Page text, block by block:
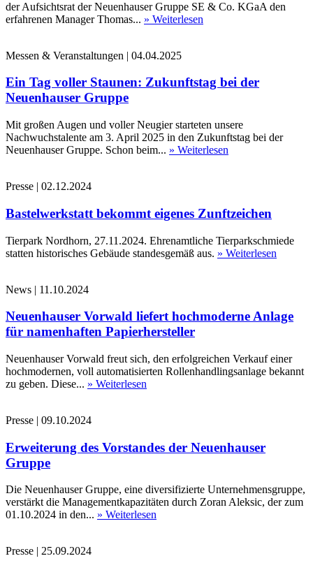
der Aufsichtsrat der Neuenhauser Gruppe SE & Co. KGaA den
erfahrenen Manager Thomas... » Weiterlesen
Messen & Veranstaltungen | 04.04.2025
Ein Tag voller Staunen: Zukunftstag bei der
Neuenhauser Gruppe
Mit großen Augen und voller Neugier starteten unsere
Nachwuchstalente am 3. April 2025 in den Zukunftstag bei der
Neuenhauser Gruppe. Schon beim... » Weiterlesen
Presse | 02.12.2024
Bastelwerkstatt bekommt eigenes Zunftzeichen
Tierpark Nordhorn, 27.11.2024. Ehrenamtliche Tierparkschmiede
statten historisches Gebäude standesgemäß aus. » Weiterlesen
News | 11.10.2024
Neuenhauser Vorwald liefert hochmoderne Anlage
für namenhaften Papierhersteller
Neuenhauser Vorwald freut sich, den erfolgreichen Verkauf einer
hochmodernen, voll automatisierten Rollenhandlingsanlage bekannt
zu geben. Diese... » Weiterlesen
Presse | 09.10.2024
Erweiterung des Vorstandes der Neuenhauser
Gruppe
Die Neuenhauser Gruppe, eine diversifizierte Unternehmensgruppe,
verstärkt die Managementkapazitäten durch Zoran Aleksic, der zum
01.10.2024 in den... » Weiterlesen
Presse | 25.09.2024